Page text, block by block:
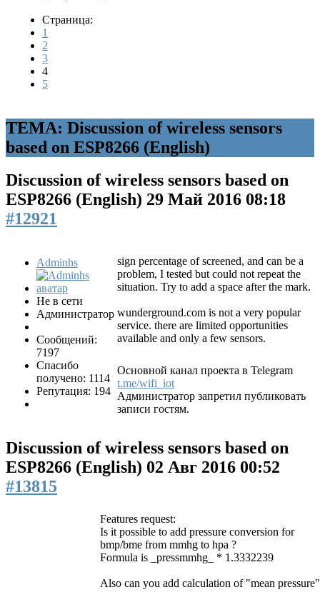
Страница:
1
2
3
4
5
ТЕМА: Discussion of wireless sensors
based on ESP8266 (English)
Discussion of wireless sensors based on
ESP8266 (English) 29 Май 2016 08:18
#12921
Adminhs
Не в сети
Администратор
Сообщений:
7197
Спасибо
получено: 1114
Репутация: 194
sign percentage of screened, and can be a
problem, I tested but could not repeat the
situation. Try to add a space after the mark.
wunderground.com is not a very popular
service. there are limited opportunities
available and only a few sensors.
Основной канал проекта в Telegram
t.me/wifi_iot
Администратор запретил публиковать
записи гостям.
Discussion of wireless sensors based on
ESP8266 (English) 02 Авг 2016 00:52
#13815
Features request:
Is it possible to add pressure conversion for
bmp/bme from mmhg to hpa ?
Formula is _pressmmhg_ * 1.3332239
Also can you add calculation of "mean